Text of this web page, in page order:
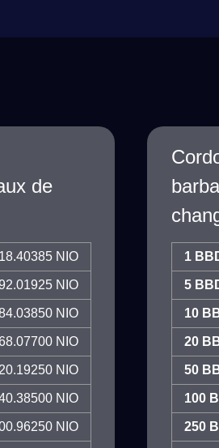
de
18.40385 NIO
NIO
NIO
NIO
NIO
NIO
NIO
1
5
10
20
50
100
250